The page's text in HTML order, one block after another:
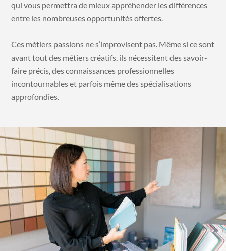
qui vous permettra de mieux appréhender les différences
entre les nombreuses opportunités offertes.
Ces métiers passions ne s’improvisent pas. Même si ce sont
avant tout des métiers créatifs, ils nécessitent des savoir-
faire précis, des connaissances professionnelles
incontournables et parfois même des spécialisations
approfondies.